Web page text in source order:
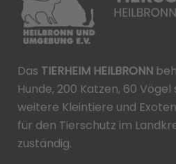
Das TIERHEIM HEILBRONN
Hunde, 200 Katzen, 60 Vögel
weitere Kleintiere und
für den Tierschutz im
zuständig.